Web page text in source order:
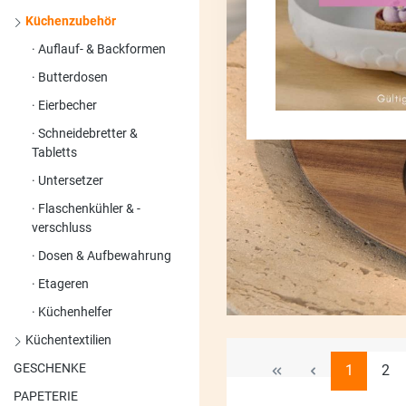
Küchenzubehör
Auflauf- & Backformen
Butterdosen
Eierbecher
Schneidebretter &
Tabletts
Untersetzer
Flaschenkühler & -
verschluss
Dosen & Aufbewahrung
Etageren
Küchenhelfer
Küchentextilien
GESCHENKE
PAPETERIE
Seite
1 Seite
2